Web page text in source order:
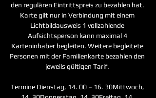
den regulären Eintrittspreis zu bezahlen hat.
Karte gilt nur in Verbindung mit einem
Lichtbildausweis 1 vollzahlende
Aufsichtsperson kann maximal 4
Karteninhaber begleiten. Weitere begleitete
Personen mit der Familienkarte bezahlen den
jeweils gültigen Tarif.
Termine Dienstag, 14. 00 – 16. 30Mittwoch,